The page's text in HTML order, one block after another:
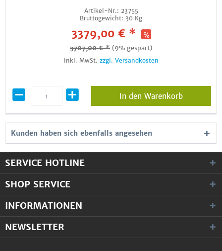
Artikel-Nr.: 23755
Bruttogewicht: 30 Kg
3379,00 € *
3707,00 € * (9% gespart)
inkl. MwSt. zzgl. Versandkosten
In den Warenkorb
Kunden haben sich ebenfalls angesehen
SERVICE HOTLINE
SHOP SERVICE
INFORMATIONEN
NEWSLETTER